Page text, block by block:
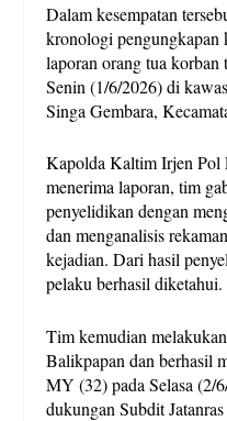
Dalam kesempatan
kronologi pengungkapan
laporan orang tua
Senin (1/6/2026) di
Singa Gembara,
Kapolda Kaltim Irjen Pol
menerima laporan, tim
penyelidikan dengan
dan menganalisis
kejadian. Dari hasil
pelaku berhasil diketahui.
Tim kemudian
Balikpapan dan berhasil
MY (32) pada Selasa (2/
dukungan Subdit